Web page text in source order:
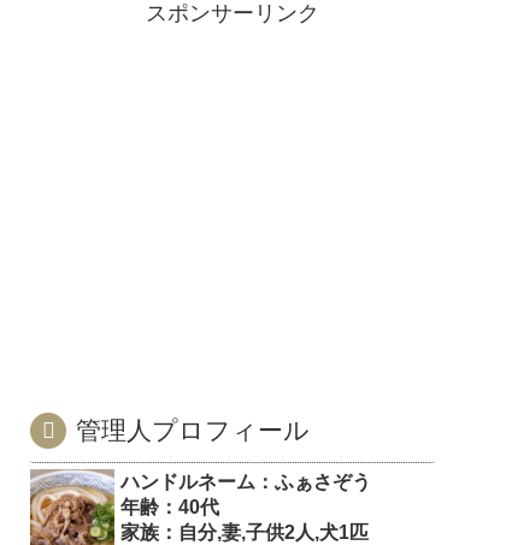
スポンサーリンク
管理人プロフィール
ハンドルネーム：ふぁさぞう
年齢：40代
家族：自分,妻,子供2人,犬1匹